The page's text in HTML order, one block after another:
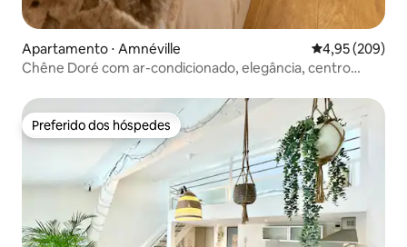
Apartamento ⋅ Amnéville 4,95 de uma
4,95 (209)
Chêne Doré com ar-condicionado, elegância, centro
Preferido dos hóspedes
Preferido dos hóspedes